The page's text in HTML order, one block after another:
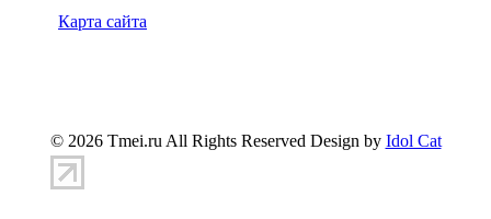
Карта сайта
© 2026 Tmei.ru All Rights Reserved Design by Idol Cat